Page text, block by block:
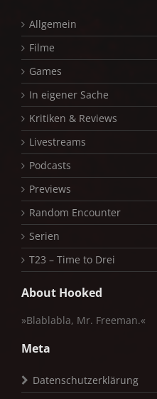
Allgemein
Filme
Games
In eigener Sache
Kritiken & Reviews
Livestreams
Podcasts
Previews
Random Encounter
Serien
T23 – Time to Drei
About Hooked
»Blablabla, Mr. Freeman.«
Meta
Datenschutzerklärung